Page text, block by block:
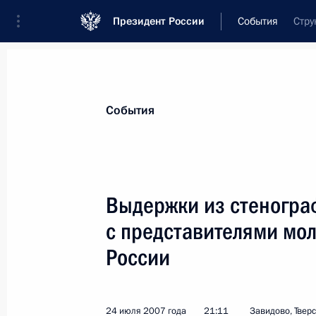
Президент России События
Новости
Послания Федеральному Собранию
Заявления по важнейшим вопросам
Совещания, заседания, рабочие встречи
События
Выдержки из
с представителями
России
24 июля 2007 года 21:11 Завидово,